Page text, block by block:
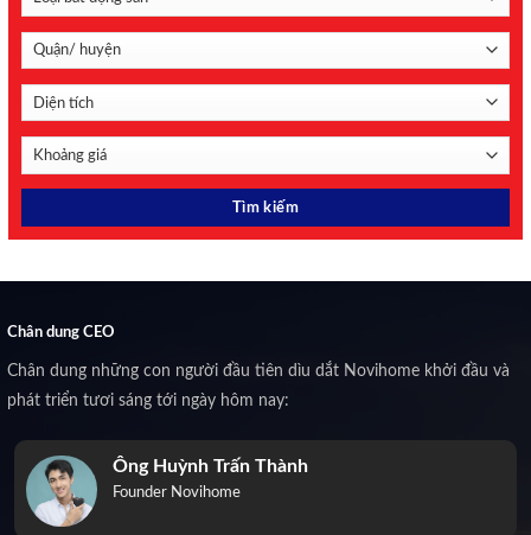
Chân dung CEO
Chân dung những con người đầu tiên dìu dắt Novihome khởi đầu và
phát triển tươi sáng tới ngày hôm nay:
Ông Huỳnh Trấn Thành
Founder Novihome